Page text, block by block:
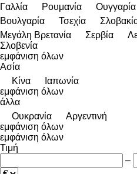
Γαλλία
Ρουμανία Ουγγαρία
Βουλγαρία
Τσεχία
Μεγάλη Βρετανία
Σερβία
Σλοβενία
εμφάνιση όλων
Ασία
Κίνα
Ιαπωνία
εμφάνιση όλων
άλλα
Ουκρανία
Αργεντινή
εμφάνιση όλων
εμφάνιση όλων
Τιμή
–